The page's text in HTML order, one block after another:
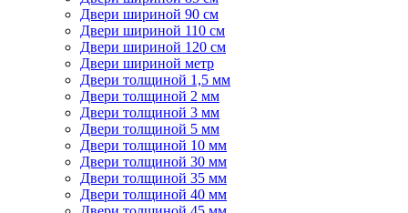
Двери шириной 90 см
Двери шириной 110 см
Двери шириной 120 см
Двери шириной метр
Двери толщиной 1,5 мм
Двери толщиной 2 мм
Двери толщиной 3 мм
Двери толщиной 5 мм
Двери толщиной 10 мм
Двери толщиной 30 мм
Двери толщиной 35 мм
Двери толщиной 40 мм